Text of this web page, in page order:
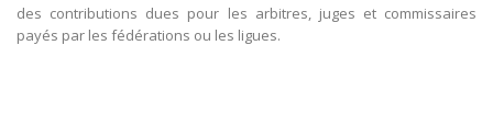
des contributions dues pour les arbitres, juges et commissaires
payés par les fédérations ou les ligues.